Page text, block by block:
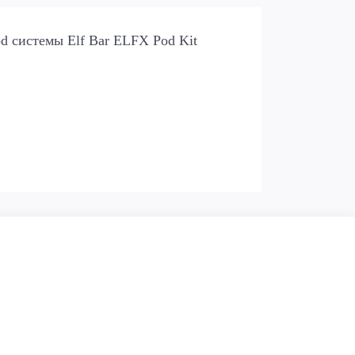
системы Elf Bar ELFX Pod Kit